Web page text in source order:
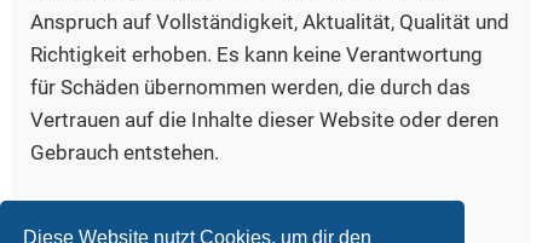
Diese Website nutzt Cookies, um dir den
Anspruch auf Vollständigkeit, Aktualität, Qualität und
Richtigkeit erhoben. Es kann keine Verantwortung
für Schäden übernommen werden, die durch das
Vertrauen auf die Inhalte dieser Website oder deren
Gebrauch entstehen.